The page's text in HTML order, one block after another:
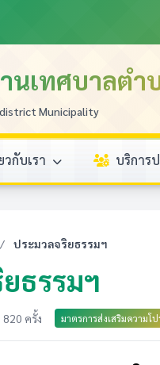
นเทศบาลตำ
Municipality
วกับเรา บริการ
/ ประมวลจริยธรรมฯ
ธรรมฯ
820 ครั้ง มาตรการส่งเสริมความโป